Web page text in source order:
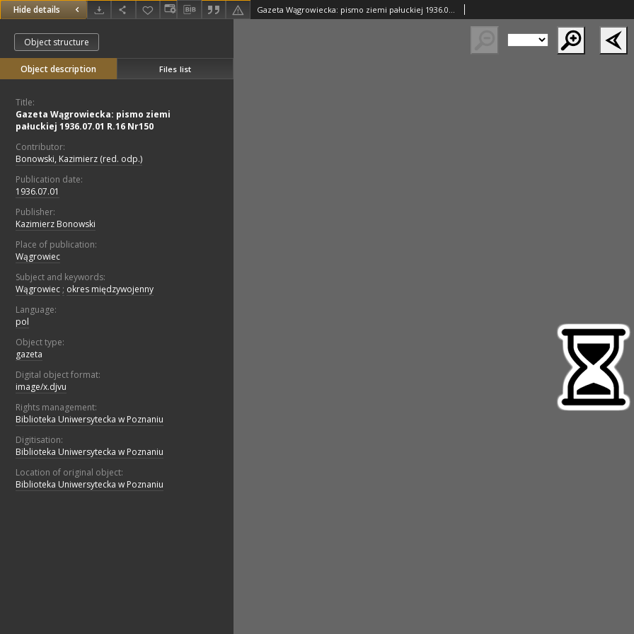
Hide details Gazeta Wągrowiecka: pismo ziemi pałuckiej 1936.07.01 R.16 Nr150
Object structure
Object description Files list
Title:
Gazeta Wągrowiecka: pismo ziemi
pałuckiej 1936.07.01 R.16 Nr150
Contributor:
Bonowski, Kazimierz (red. odp.)
Publication date:
1936.07.01
Publisher:
Kazimierz Bonowski
Place of publication:
Wągrowiec
Subject and keywords:
Wągrowiec ; okres międzywojenny
Language:
pol
Object type:
gazeta
Digital object format:
image/x.djvu
Rights management:
Biblioteka Uniwersytecka w Poznaniu
Digitisation:
Biblioteka Uniwersytecka w Poznaniu
Location of original object:
Biblioteka Uniwersytecka w Poznaniu